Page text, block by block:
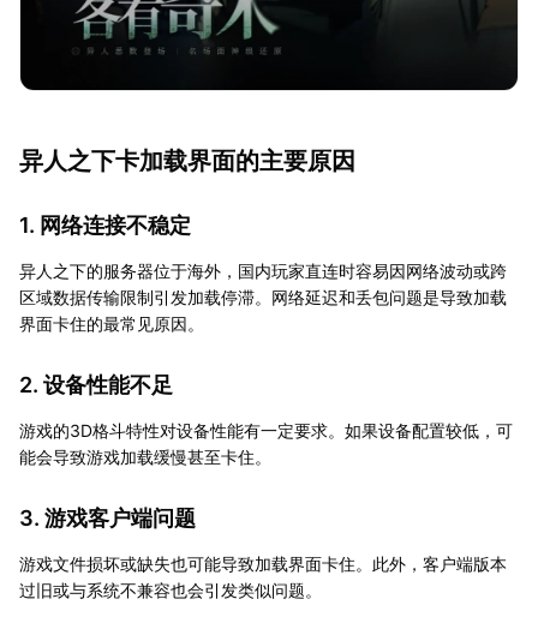
异人之下卡加载界面的主要原因
1. 网络连接不稳定
异人之下的服务器位于海外，国内玩家直连时容易因网络波动或跨
区域数据传输限制引发加载停滞。网络延迟和丢包问题是导致加载
界面卡住的最常见原因。
2. 设备性能不足
游戏的3D格斗特性对设备性能有一定要求。如果设备配置较低，可
能会导致游戏加载缓慢甚至卡住。
3. 游戏客户端问题
游戏文件损坏或缺失也可能导致加载界面卡住。此外，客户端版本
过旧或与系统不兼容也会引发类似问题。